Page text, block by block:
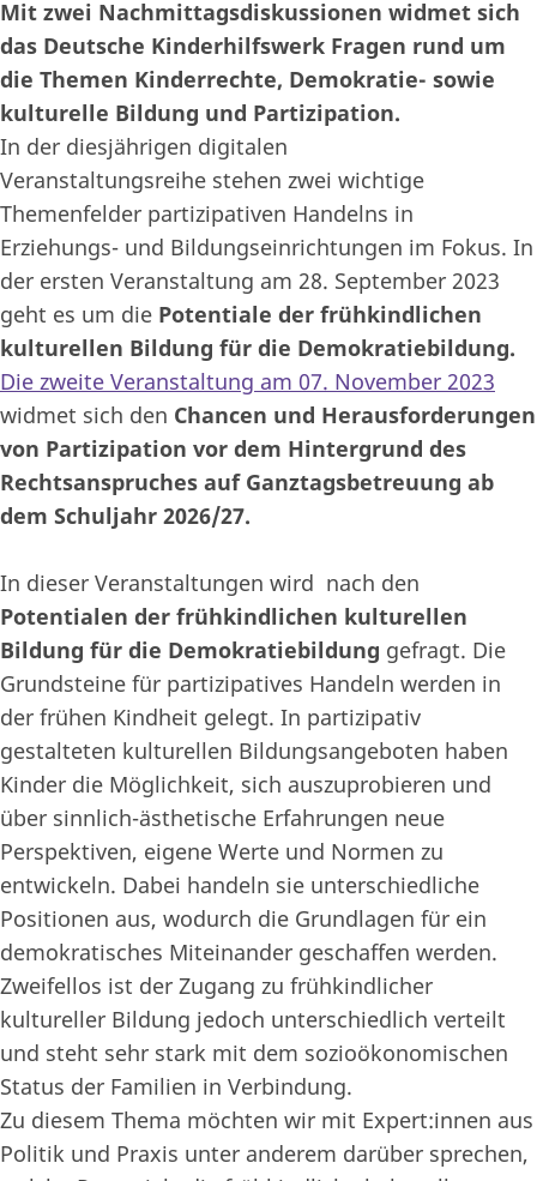
Mit zwei Nachmittagsdiskussionen widmet sich
das Deutsche Kinderhilfswerk Fragen rund um
die Themen Kinderrechte, Demokratie- sowie
kulturelle Bildung und Partizipation.
In der diesjährigen digitalen
Veranstaltungsreihe stehen zwei wichtige
Themenfelder partizipativen Handelns in
Erziehungs- und Bildungseinrichtungen im Fokus. In
der ersten Veranstaltung am 28. September 2023
geht es um die Potentiale der frühkindlichen
kulturellen Bildung für die Demokratiebildung.
Die zweite Veranstaltung am 07. November 2023
widmet sich den Chancen und Herausforderungen
von Partizipation vor dem Hintergrund des
Rechtsanspruches auf Ganztagsbetreuung ab
dem Schuljahr 2026/27.
In dieser Veranstaltungen wird nach den
Potentialen der frühkindlichen kulturellen
Bildung für die Demokratiebildung gefragt. Die
Grundsteine für partizipatives Handeln werden in
der frühen Kindheit gelegt. In partizipativ
gestalteten kulturellen Bildungsangeboten haben
Kinder die Möglichkeit, sich auszuprobieren und
über sinnlich-ästhetische Erfahrungen neue
Perspektiven, eigene Werte und Normen zu
entwickeln. Dabei handeln sie unterschiedliche
Positionen aus, wodurch die Grundlagen für ein
demokratisches Miteinander geschaffen werden.
Zweifellos ist der Zugang zu frühkindlicher
kultureller Bildung jedoch unterschiedlich verteilt
und steht sehr stark mit dem sozioökonomischen
Status der Familien in Verbindung.
Zu diesem Thema möchten wir mit Expert:innen aus
Politik und Praxis unter anderem darüber sprechen,